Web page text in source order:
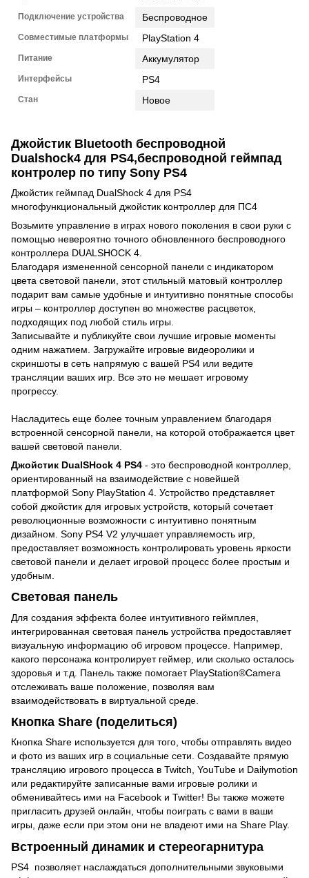
Подключение устройства Беспроводное
Совместимые платформы PlayStation 4
Питание Аккумулятор
Интерфейсы PS4
Стан Новое
Джойстик Bluetooth беспроводной
Dualshock4 для PS4,беспроводной геймпад
контролер по типу Sony PS4
Джойстик геймпад DualShock 4 для PS4
многофункциональный джойстик контроллер для ПС4
Возьмите управление в играх нового поколения в свои руки с
помощью невероятно точного обновленного беспроводного
контроллера DUALSHOCK 4.
Благодаря измененной сенсорной панели с индикатором
цвета световой панели, этот стильный матовый контроллер
подарит вам самые удобные и интуитивно понятные способы
игры – контроллер доступен во множестве расцветок,
подходящих под любой стиль игры.
Записывайте и публикуйте свои лучшие игровые моменты
одним нажатием. Загружайте игровые видеоролики и
скриншоты в сеть напрямую с вашей PS4 или ведите
трансляции ваших игр. Все это не мешает игровому
прогрессу.
Насладитесь еще более точным управлением благодаря
встроенной сенсорной панели, на которой отображается цвет
вашей световой панели.
Джойстик DualSHock 4 PS4 - это беспроводной контроллер,
ориентированный на взаимодействие с новейшей
платформой Sony PlayStation 4. Устройство представляет
собой джойстик для игровых устройств, который сочетает
революционные возможности с интуитивно понятным
дизайном. Sony PS4 V2 улучшает управляемость игр,
предоставляет возможность контролировать уровень яркости
световой панели и делает игровой процесс более простым и
удобным.
Световая панель
Для создания эффекта более интуитивного геймплея,
интегрированная световая панель устройства предоставляет
визуальную информацию об игровом процессе. Например,
какого персонажа контролирует геймер, или сколько осталось
здоровья и т.д. Панель также помогает PlayStation®Camera
отслеживать ваше положение, позволяя вам
взаимодействовать в виртуальной среде.
Кнопка Share (поделиться)
Кнопка Share используется для того, чтобы отправлять видео
и фото из ваших игр в социальные сети. Создавайте прямую
трансляцию игрового процесса в Twitch, YouTube и Dailymotion
или редактируйте записанные вами игровые ролики и
обменивайтесь ими на Facebook и Twitter! Вы также можете
пригласить друзей онлайн, чтобы поиграть с вами в ваши
игры, даже если при этом они не владеют ими на Share Play.
Встроенный динамик и стереогарнитура
PS4 позволяет наслаждаться дополнительными звуковыми